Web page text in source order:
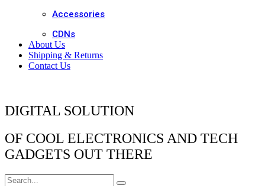
Accessories
CDNs
About Us
Shipping & Returns
Contact Us
DIGITAL SOLUTION
OF COOL ELECTRONICS AND TECH
GADGETS OUT THERE